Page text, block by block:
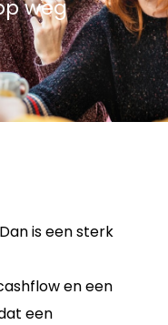
weg
is een sterk
en een
een